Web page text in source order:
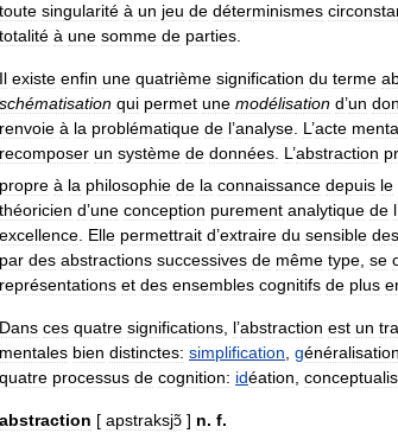
toute singularité à un jeu de déterminismes
totalité à une somme de parties
Il existe enfin une quatrième signification du terme
schématisation qui permet une modélisation d’un
renvoie à la problématique de l’analyse L ’acte
recomposer un système de données L ’abstraction
propre à la philosophie de la connaissance depuis le
théoricien d’une conception purement analytique de l
excellence Elle permettrait d’extraire du sensible des
par des abstractions successives de même type se
représentations et des ensembles cognitifs de plus
Dans ces quatre significations l’abstraction est un
mentales bien distinctes: simplification généralisation
quatre processus de cognition: idéation
abstraction [ apstraksjɔ̃ ] n. f.